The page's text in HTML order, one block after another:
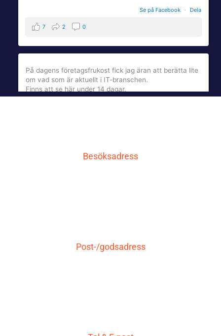
Se på Facebook · Dela
7 2 0
På dagens företagsfrukost fick jag äran att berätta lite
om vad som är aktuellt i IT-branschen.
Finns att se här under 14 dagar.
Besöksadress
Post-/godsadress